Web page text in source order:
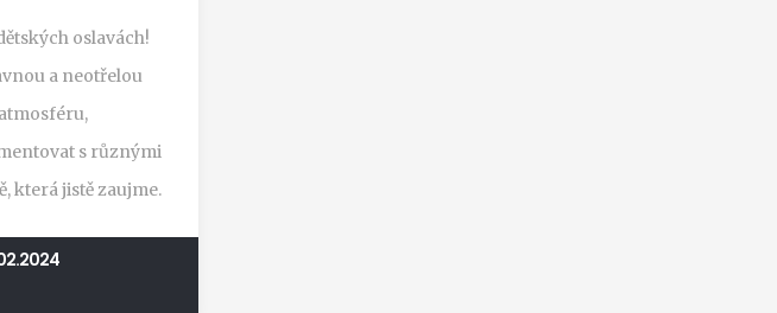
oslavách!
a neotřelou
s různými
která jistě zaujme.